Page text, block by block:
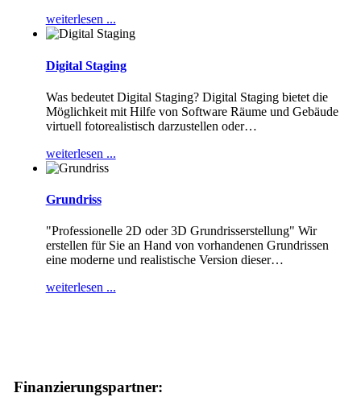
weiterlesen ...
Digital Staging
Was bedeutet Digital Staging? Digital Staging bietet die
Möglichkeit mit Hilfe von Software Räume und Gebäude
virtuell fotorealistisch darzustellen oder…
weiterlesen ...
Grundriss
"Professionelle 2D oder 3D Grundrisserstellung" Wir
erstellen für Sie an Hand von vorhandenen Grundrissen
eine moderne und realistische Version dieser…
weiterlesen ...
Finanzierungspartner: